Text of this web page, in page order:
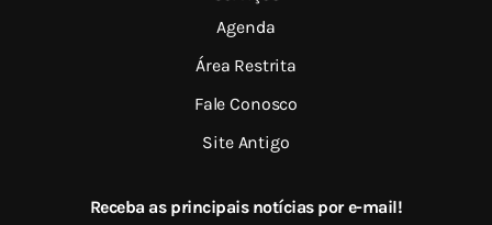
Agenda
Área Restrita
Fale Conosco
Site Antigo
Receba as principais notícias por e-mail!